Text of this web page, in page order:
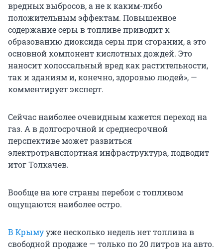
вредных выбросов, а не к каким-либо
положительным эффектам. Повышенное
содержание серы в топливе приводит к
образованию диоксида серы при сгорании, а это
основной компонент кислотных дождей. Это
наносит колоссальный вред как растительности,
так и зданиям и, конечно, здоровью людей», —
комментирует эксперт.
Сейчас наиболее очевидным кажется переход на
газ. А в долгосрочной и среднесрочной
перспективе может развиться
электротранспортная инфраструктура, подводит
итог Толкачев.
Вообще на юге страны перебои с топливом
ощущаются наиболее остро.
В Крымууже несколько недель нет топлива в
свободной продаже — только по 20 литров на авто.